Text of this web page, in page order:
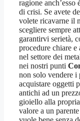
ragione
di crisi. Se avete
volete ricavarne il
scegliere sempre
garantirvi serietà,
procedure chiare
nel settore dei
nei nostri punti
non solo vendere
acquistare oggetti
antichi ad un
gioiello alla
valore a un